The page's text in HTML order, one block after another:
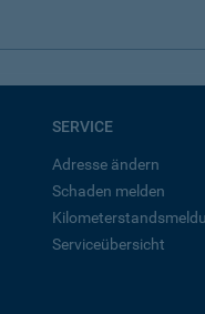
SERVICE
Adresse ändern
Schaden melden
Serviceübersicht